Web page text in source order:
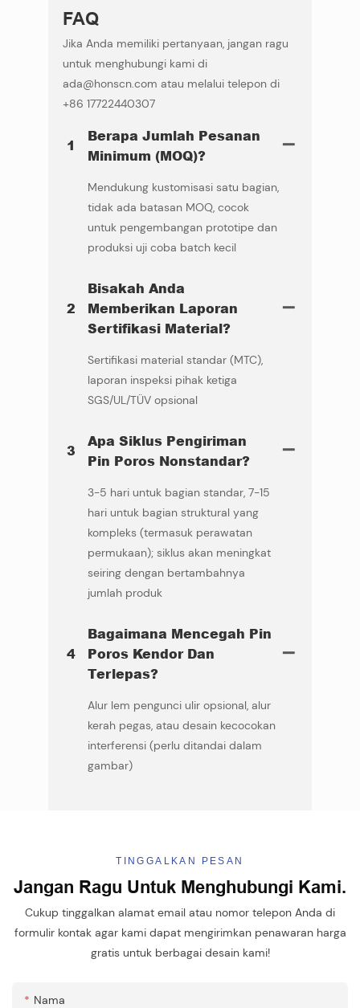
FAQ
Jika Anda memiliki pertanyaan, jangan ragu
untuk menghubungi kami di
ada@honscn.com atau melalui telepon di
+86 17722440307
1
Berapa Jumlah Pesanan
Minimum (MOQ)?
Mendukung kustomisasi satu bagian,
tidak ada batasan MOQ, cocok
untuk pengembangan prototipe dan
produksi uji coba batch kecil
2
Bisakah Anda
Memberikan Laporan
Sertifikasi Material?
Sertifikasi material standar (MTC),
laporan inspeksi pihak ketiga
SGS/UL/TÜV opsional
3
Apa Siklus Pengiriman
Pin Poros Nonstandar?
3-5 hari untuk bagian standar, 7-15
hari untuk bagian struktural yang
kompleks (termasuk perawatan
permukaan); siklus akan meningkat
seiring dengan bertambahnya
jumlah produk
4
Bagaimana Mencegah Pin
Poros Kendor Dan
Terlepas?
Alur lem pengunci ulir opsional, alur
kerah pegas, atau desain kecocokan
interferensi (perlu ditandai dalam
gambar)
TINGGALKAN PESAN
Jangan Ragu Untuk Menghubungi Kami.
Cukup tinggalkan alamat email atau nomor telepon Anda di
formulir kontak agar kami dapat mengirimkan penawaran harga
gratis untuk berbagai desain kami!
Nama